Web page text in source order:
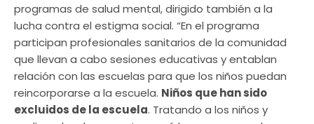
programas de salud mental, dirigido también a la
lucha contra el estigma social. “En el programa
participan profesionales sanitarios de la comunidad
que llevan a cabo sesiones educativas y entablan
relación con las escuelas para que los niños puedan
reincorporarse a la escuela. Niños que han sido
excluidos de la escuela. Tratando a los niños y